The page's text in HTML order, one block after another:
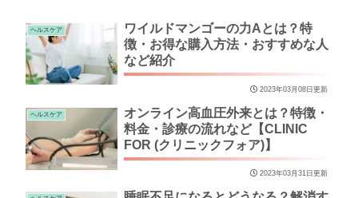
ヘルスケア
ワイルドマンゴーの力Aとは？特
徴・お得な購入方法・おすすめな人
など紹介
2023年03月08日更新
ヘルスケア
オンライン高血圧外来とは？特徴・
料金・診療の流れなど【CLINIC
FOR (クリニックフォア)】
2023年03月31日更新